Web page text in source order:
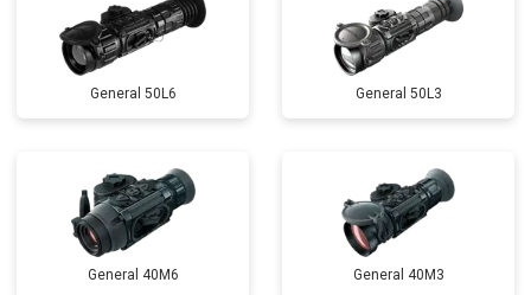
General 50L6 General 50L3
General 40M6 General 40M3